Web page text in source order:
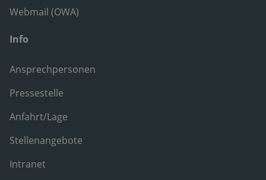
Webmail (OWA)
Info
Ansprechpersonen
Pressestelle
Anfahrt/Lage
Stellenangebote
Intranet